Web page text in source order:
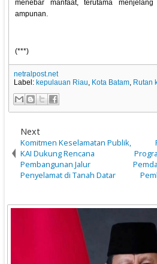
menebar manfaat, terutama
ampunan.
(***)
netralpost.net
Label: kepulauan Riau, Kota Batam, Rutan
Next
Komitmen Keselamatan Publik,
KAI Dukung Rencana
Pembangunan Jalur
Penyelamat di Tanah Datar